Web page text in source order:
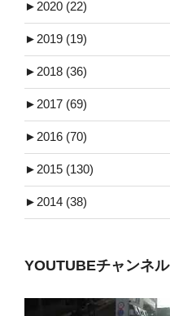
► 2020 (22)
► 2019 (19)
► 2018 (36)
► 2017 (69)
► 2016 (70)
► 2015 (130)
► 2014 (38)
YOUTUBEチャンネル